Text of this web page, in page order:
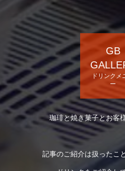
GB
ドリンクメ
ー
珈琲と焼き菓子とお客
記事のご紹介は扱ったこ